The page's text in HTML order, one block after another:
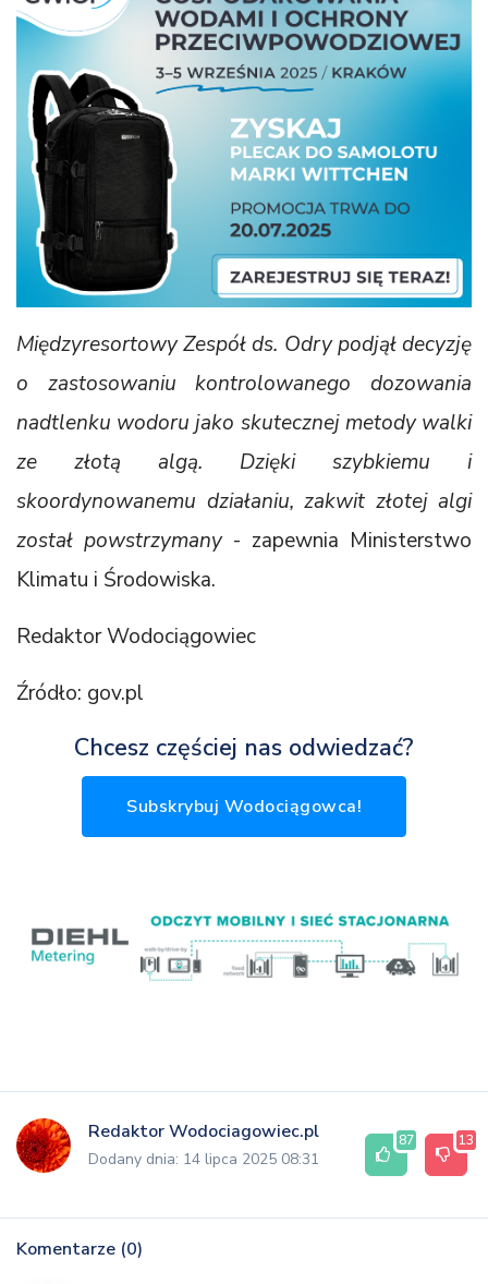
Międzyresortowy Zespół ds. Odry podjął decyzję
o zastosowaniu kontrolowanego dozowania
nadtlenku wodoru jako skutecznej metody walki
ze złotą algą. Dzięki szybkiemu i
skoordynowanemu działaniu, zakwit złotej algi
został powstrzymany- zapewnia Ministerstwo
Klimatu i Środowiska.
Redaktor Wodociągowiec
Źródło: gov.pl
Chcesz częściej nas odwiedzać?
Subskrybuj Wodociągowca!
Redaktor Wodociagowiec.pl
Dodany dnia: 14 lipca 2025 08:31
87 13
Komentarze (0)